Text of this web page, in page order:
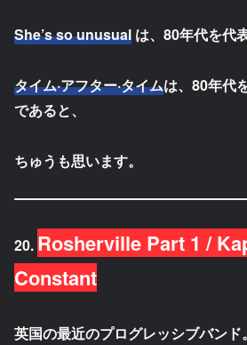
She’s so unusual は、80年代を代
タイム·アフター·タイムは、80年代
であると、
ちゅうも思います。
20. Rosherville Part 1 /
Constant
英国の最近のプログレッシブバンド。